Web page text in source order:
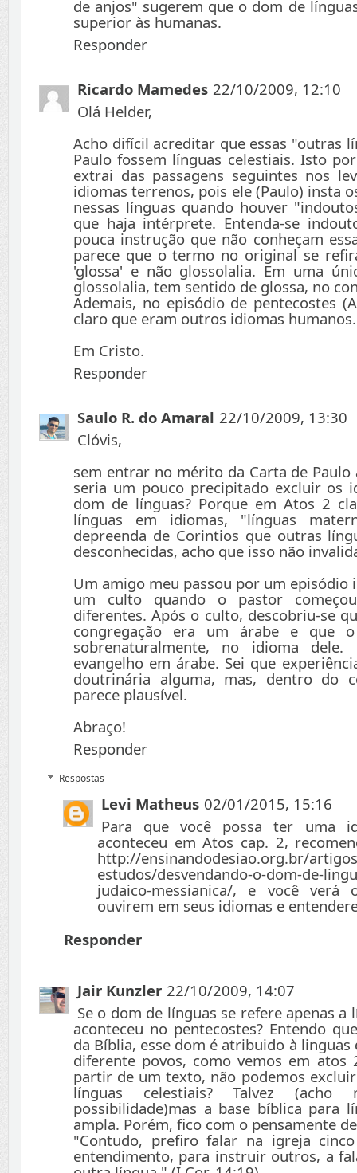
de anjos" sugerem que o dom de
superior às humanas.
Responder
Ricardo Mamedes 22/10/2009, 12:10
Olá Helder,
Acho difícil acreditar que essas "outras
Paulo fossem línguas celestiais. Isto
extrai das passagens seguintes nos
idiomas terrenos, pois ele (Paulo) insta
nessas línguas quando houver
que haja intérprete. Entenda-se
pouca instrução que não conheçam
parece que o termo no original se
'glossa' e não glossolalia. Em uma
glossolalia, tem sentido de glossa, no
Ademais, no episódio de pentecostes
claro que eram outros idiomas humanos.
Em Cristo.
Responder
Saulo R. do Amaral 22/10/2009, 13:30
Clóvis,
sem entrar no mérito da Carta de
seria um pouco precipitado excluir os
dom de línguas? Porque em Atos 2
línguas em idiomas, "línguas
depreenda de Corintios que outras
desconhecidas, acho que isso não
Um amigo meu passou por um episódio
um culto quando o pastor
diferentes. Após o culto, descobriu-se
congregação era um árabe e que
sobrenaturalmente, no idioma
evangelho em árabe. Sei que
doutrinária alguma, mas, dentro do
parece plausível.
Abraço!
Responder
Respostas
Levi Matheus 02/01/2015, 15:16
Para que você possa ter uma
aconteceu em Atos cap. 2,
http://ensinandodesiao.org.br/
estudos/desvendando-o-dom-de-
judaico-messianica/, e você
ouvirem em seus idiomas e
Responder
Jair Kunzler 22/10/2009, 14:07
Se o dom de línguas se refere apenas a
aconteceu no pentecostes? Entendo
da Bíblia, esse dom é atribuido à
diferente povos, como vemos em atos
partir de um texto, não podemos
línguas celestiais? Talvez (acho
possibilidade)mas a base bíblica para
ampla. Porém, fico com o pensamente
"Contudo, prefiro falar na igreja
entendimento, para instruir outros, a